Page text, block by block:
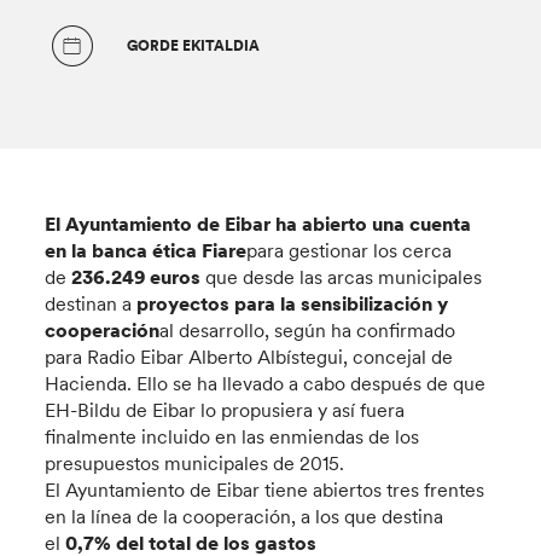
GORDE EKITALDIA
El Ayuntamiento de Eibar ha abierto una cuenta
en la banca ética Fiarepara gestionar los cerca
de236.249 euros que desde las arcas municipales
destinan a proyectos para la sensibilización y
cooperaciónal desarrollo, según ha confirmado
para Radio Eibar Alberto Albístegui, concejal de
Hacienda. Ello se ha llevado a cabo después de que
EH-Bildu de Eibar lo propusiera y así fuera
finalmente incluido en las enmiendas de los
presupuestos municipales de 2015.
El Ayuntamiento de Eibar tiene abiertos tres frentes
en la línea de la cooperación, a los que destina
el0,7% del total de los gastos